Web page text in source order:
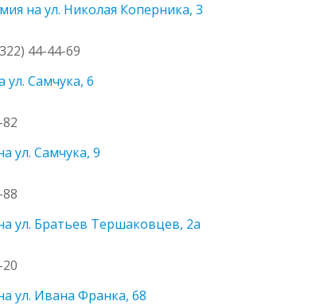
на ул. Николая Коперника, 3
44-44-69
Самчука, 6
ул. Самчука, 9
ул. Братьев Тершаковцев, 2а
ул. Ивана Франка, 68